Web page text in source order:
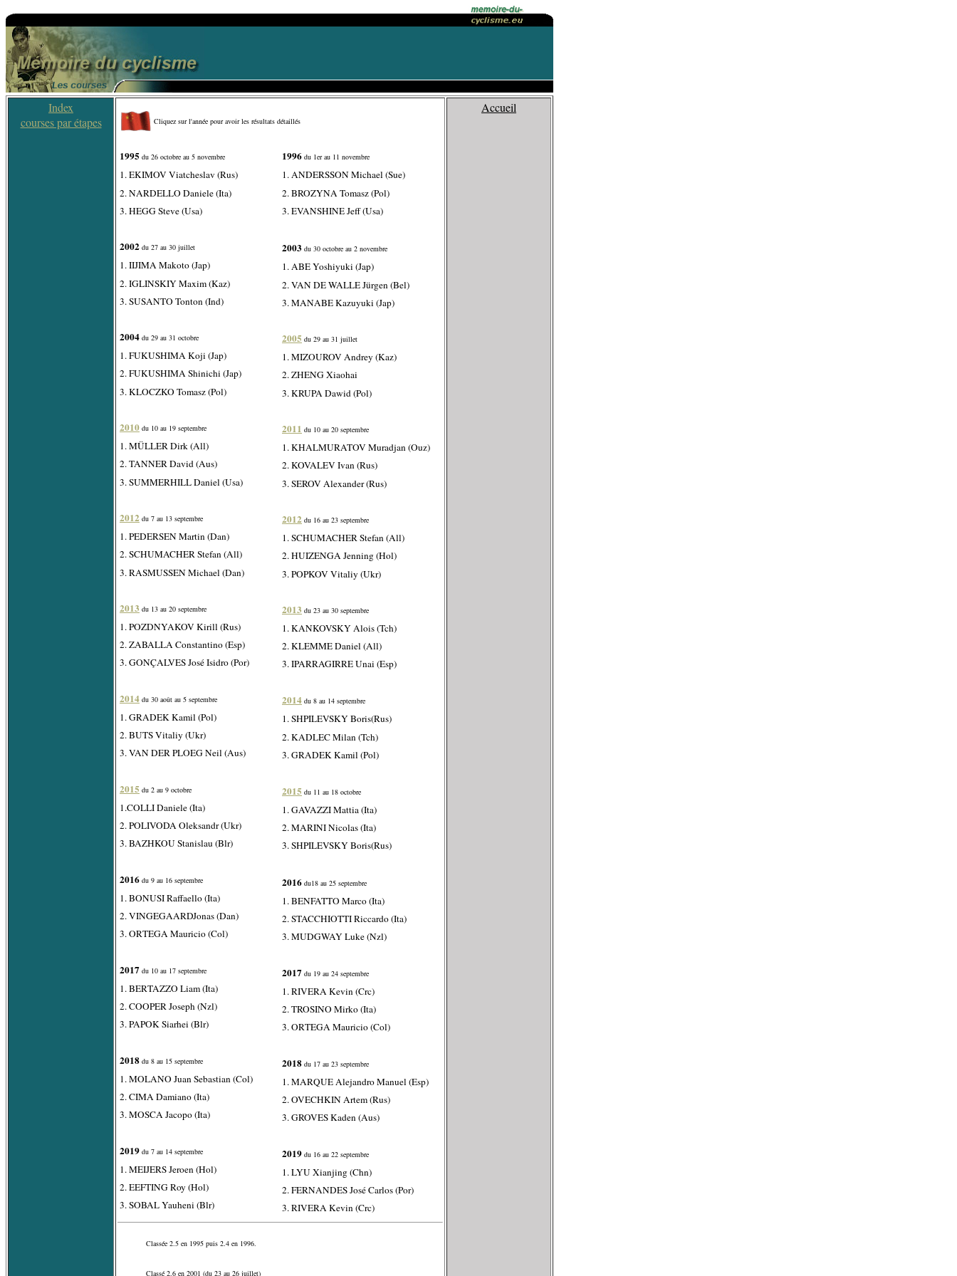
Index
courses par étapes
Cliquez sur l'année pour avoir les résultats détaillés
1995 du 26 octobre au 5 novembre
1. EKIMOV Viatcheslav (Rus)
2. NARDELLO Daniele (Ita)
3. HEGG Steve (Usa)
2002 du 27 au 30 juillet
1. IIJIMA Makoto (Jap)
2. IGLINSKIY Maxim (Kaz)
3. SUSANTO Tonton (Ind)
2004 du 29 au 31 octobre
1. FUKUSHIMA Koji (Jap)
2. FUKUSHIMA Shinichi (Jap)
3. KLOCZKO Tomasz (Pol)
2010 du 10 au 19 septembre
1. MÜLLER Dirk (All)
2. TANNER David (Aus)
3. SUMMERHILL Daniel (Usa)
2012 du 7 au 13 septembre
1. PEDERSEN Martin (Dan)
2. SCHUMACHER Stefan (All)
3. RASMUSSEN Michael (Dan)
2013 du 13 au 20 septembre
1. POZDNYAKOV Kirill (Rus)
2. ZABALLA Constantino (Esp)
3. GONÇALVES José Isidro (Por)
2014 du 30 août au 5 septembre
1. GRADEK Kamil (Pol)
2. BUTS Vitaliy (Ukr)
3. VAN DER PLOEG Neil (Aus)
2015 du 2 au 9 octobre
1.COLLI Daniele (Ita)
2. POLIVODA Oleksandr (Ukr)
3. BAZHKOU Stanislau (Blr)
2016 du 9 au 16 septembre
1. BONUSI Raffaello (Ita)
2. VINGEGAARDJonas (Dan)
3. ORTEGA Mauricio (Col)
2017 du 10 au 17 septembre
1. BERTAZZO Liam (Ita)
2. COOPER Joseph (Nzl)
3. PAPOK Siarhei (Blr)
2018 du 8 au 15 septembre
1. MOLANO Juan Sebastian (Col)
2. CIMA Damiano (Ita)
3. MOSCA Jacopo (Ita)
2019 du 7 au 14 septembre
1. MEIJERS Jeroen (Hol)
2. EEFTING Roy (Hol)
3. SOBAL Yauheni (Blr)
1996 du 1er au 11 novembre
1. ANDERSSON Michael (Sue)
2. BROZYNA Tomasz (Pol)
3. EVANSHINE Jeff (Usa)
2003 du 30 octobre au 2 novembre
1. ABE Yoshiyuki (Jap)
2. VAN DE WALLE Jürgen (Bel)
3. MANABE Kazuyuki (Jap)
2005 du 29 au 31 juillet
1. MIZOUROV Andrey (Kaz)
2. ZHENG Xiaohai
3. KRUPA Dawid (Pol)
2011 du 10 au 20 septembre
1. KHALMURATOV Muradjan (Ouz)
2. KOVALEV Ivan (Rus)
3. SEROV Alexander (Rus)
2012 du 16 au 23 septembre
1. SCHUMACHER Stefan (All)
2. HUIZENGA Jenning (Hol)
3. POPKOV Vitaliy (Ukr)
2013 du 23 au 30 septembre
1. KANKOVSKY Alois (Tch)
2. KLEMME Daniel (All)
3. IPARRAGIRRE Unai (Esp)
2014 du 8 au 14 septembre
1. SHPILEVSKYBoris(Rus)
2. KADLEC Milan (Tch)
3. GRADEK Kamil (Pol)
2015 du 11 au 18 octobre
1. GAVAZZI Mattia (Ita)
2. MARINI Nicolas (Ita)
3. SHPILEVSKYBoris(Rus)
2016 du18 au 25 septembre
1. BENFATTO Marco (Ita)
2. STACCHIOTTI Riccardo (Ita)
3. MUDGWAY Luke (Nzl)
2017 du 19 au 24 septembre
1. RIVERA Kevin (Crc)
2. TROSINO Mirko (Ita)
3. ORTEGA Mauricio (Col)
2018 du 17 au 23 septembre
1. MARQUE Alejandro Manuel (Esp)
2. OVECHKIN Artem (Rus)
3. GROVES Kaden (Aus)
2019 du 16 au 22 septembre
1. LYU Xianjing (Chn)
2. FERNANDES José Carlos (Por)
3. RIVERA Kevin (Crc)
Classée 2.5 en 1995 puis 2.4 en 1996.
Classé 2.6 en 2001 (du 23 au 26 juillet)
Accueil